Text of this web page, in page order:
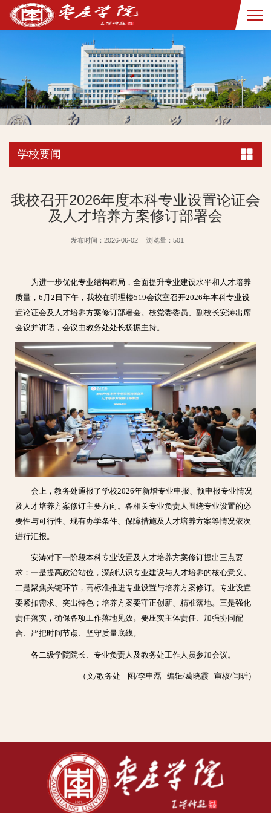
学校要闻
我校召开2026年度本科专业设置论证会
及人才培养方案修订部署会
发布时间：2026-06-02 浏览量： 501
为进一步优化专业结构布局，全面提升专业建设水平和人才培养
质量，6月2日下午，我校在明理楼519会议室召开2026年本科专业设
置论证会及人才培养方案修订部署会。校党委委员、副校长安涛出席
会议并讲话，会议由教务处处长杨振主持。
会上，教务处通报了学校2026年新增专业申报、预申报专业情况
及人才培养方案修订主要方向。各相关专业负责人围绕专业设置的必
要性与可行性、现有办学条件、保障措施及人才培养方案等情况依次
进行汇报。
安涛对下一阶段本科专业设置及人才培养方案修订提出三点要
求：一是提高政治站位，深刻认识专业建设与人才培养的核心意义。
二是聚焦关键环节，高标准推进专业设置与培养方案修订。专业设置
要紧扣需求、突出特色；培养方案要守正创新、精准落地。三是强化
责任落实，确保各项工作落地见效。要压实主体责任、加强协同配
合、严把时间节点、坚守质量底线。
各二级学院院长、专业负责人及教务处工作人员参加会议。
（文/教务处 图/李申磊 编辑/葛晓霞 审核/闫昕）